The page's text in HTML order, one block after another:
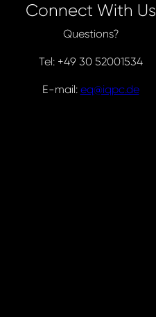
Connect With Us
Questions?
Tel: +49 30 52001534
E-mail: eq@iqpc.de